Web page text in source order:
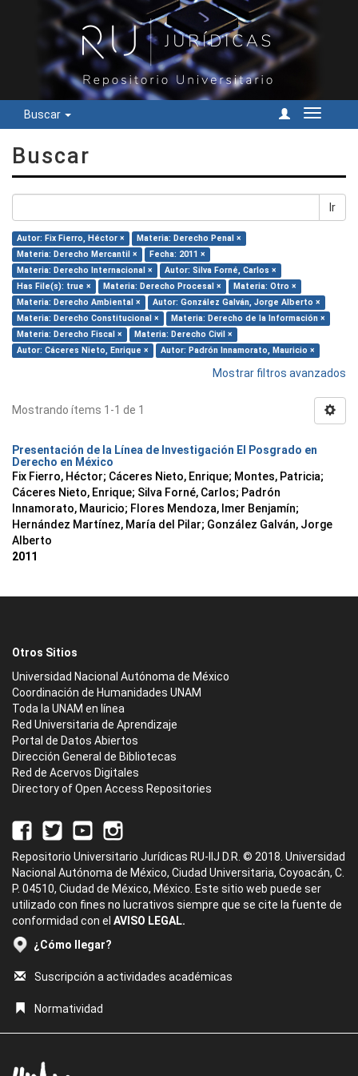
Buscar
Cambiar
Buscar
Ir
Autor: Fix Fierro, Héctor ×
Materia: Derecho Penal ×
Materia: Derecho Mercantil ×
Fecha: 2011 ×
Materia: Derecho Internacional ×
Autor: Silva Forné, Carlos ×
Has File(s): true ×
Materia: Derecho Procesal ×
Materia: Otro ×
Materia: Derecho Ambiental ×
Autor: González Galván, Jorge Alberto ×
Materia: Derecho Constitucional ×
Materia: Derecho de la Información ×
Materia: Derecho Fiscal ×
Materia: Derecho Civil ×
Autor: Cáceres Nieto, Enrique ×
Autor: Padrón Innamorato, Mauricio ×
Mostrar filtros avanzados
Mostrando ítems 1-1 de 1
Presentación de la Línea de Investigación El Posgrado en
Derecho en México
Fix Fierro, Héctor; Cáceres Nieto, Enrique; Montes, Patricia;
Cáceres Nieto, Enrique; Silva Forné, Carlos; Padrón
Innamorato, Mauricio; Flores Mendoza, Imer Benjamín;
Hernández Martínez, María del Pilar; González Galván, Jorge
Alberto
2011
Otros Sitios
Universidad Nacional Autónoma de México
Coordinación de Humanidades UNAM
Toda la UNAM en línea
Red Universitaria de Aprendizaje
Portal de Datos Abiertos
Dirección General de Bibliotecas
Red de Acervos Digitales
Directory of Open Access Repositories
Repositorio Universitario Jurídicas RU-IIJ D.R. © 2018. Universidad
Nacional Autónoma de México, Ciudad Universitaria, Coyoacán, C.
P. 04510, Ciudad de México, México. Este sitio web puede ser
utilizado con fines no lucrativos siempre que se cite la fuente de
conformidad con el AVISO LEGAL.
¿Cómo llegar?
Suscripción a actividades académicas
Normatividad